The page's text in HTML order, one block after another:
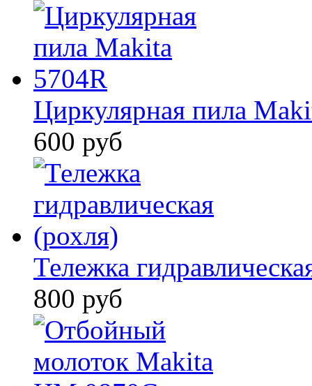
Циркулярная пила
600 руб
Тележка
800 руб